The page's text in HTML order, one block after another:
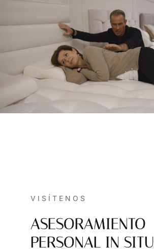
VISÍTENOS
ASESORAMIENTO
PERSONAL IN SITU